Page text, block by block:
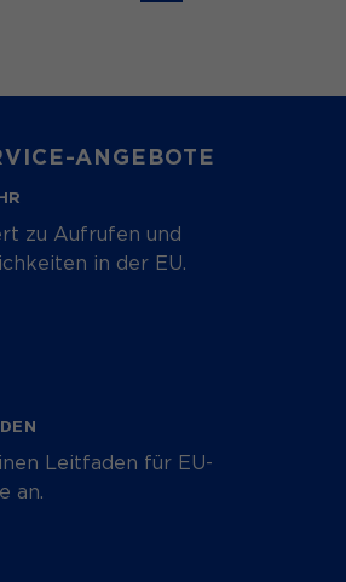
ANGEBOTE
zu Aufrufen und
in der EU.
Leitfaden für EU-
an.